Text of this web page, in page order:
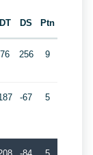
DT DS Ptn
76 256 9
-67 5